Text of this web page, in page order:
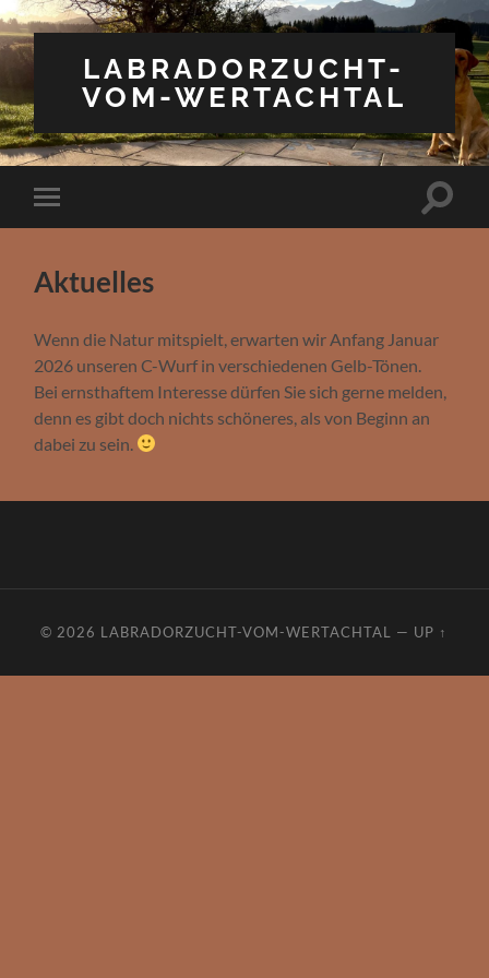
LABRADORZUCHT-
VOM-WERTACHTAL
Toggle
mobile
Toggle
Aktuelles
Wenn die Natur mitspielt, erwarten wir Anfang Januar
2026 unseren C-Wurf in verschiedenen Gelb-Tönen.
Bei ernsthaftem Interesse dürfen Sie sich gerne melden,
denn es gibt doch nichts schöneres, als von Beginn an
dabei zu sein.
© 2026 LABRADORZUCHT-VOM-WERTACHTAL — UP ↑